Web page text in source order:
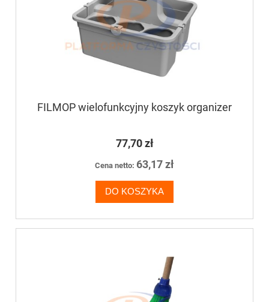
FILMOP wielofunkcyjny koszyk organizer
77,70 zł
Cena netto: 63,17 zł
DO KOSZYKA